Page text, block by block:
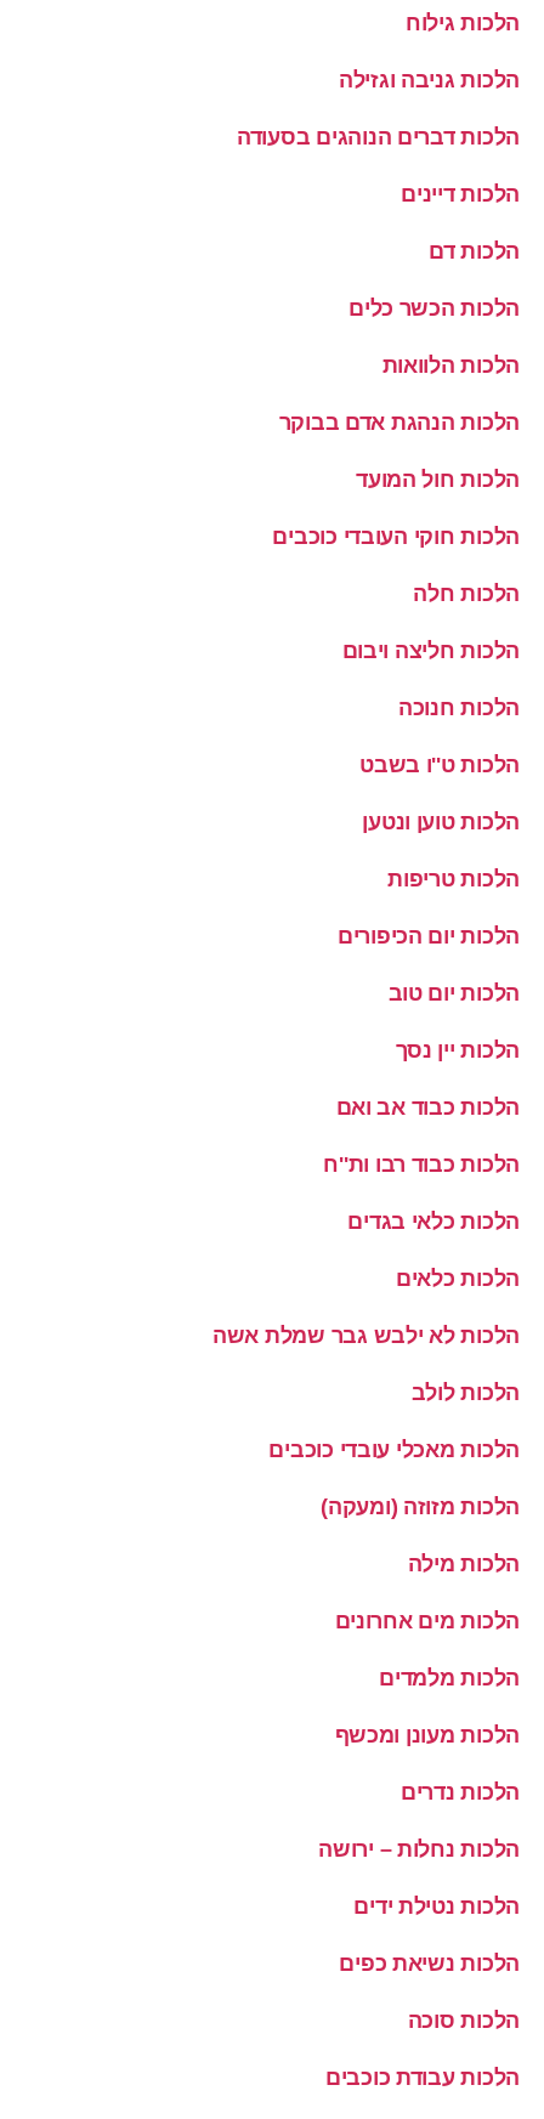
הלכות גילוח
הלכות גניבה וגזילה
הלכות דברים הנוהגים בסעודה
הלכות דיינים
הלכות דם
הלכות הכשר כלים
הלכות הלוואות
הלכות הנהגת אדם בבוקר
הלכות חול המועד
הלכות חוקי העובדי כוכבים
הלכות חלה
הלכות חליצה ויבום
הלכות חנוכה
הלכות ט''ו בשבט
הלכות טוען ונטען
הלכות טריפות
הלכות יום הכיפורים
הלכות יום טוב
הלכות יין נסך
הלכות כבוד אב ואם
הלכות כבוד רבו ות''ח
הלכות כלאי בגדים
הלכות כלאים
הלכות לא ילבש גבר שמלת אשה
הלכות לולב
הלכות מאכלי עובדי כוכבים
הלכות מזוזה (ומעקה)
הלכות מילה
הלכות מים אחרונים
הלכות מלמדים
הלכות מעונן ומכשף
הלכות נדרים
הלכות נחלות – ירושה
הלכות נטילת ידים
הלכות נשיאת כפים
הלכות סוכה
הלכות עבודת כוכבים